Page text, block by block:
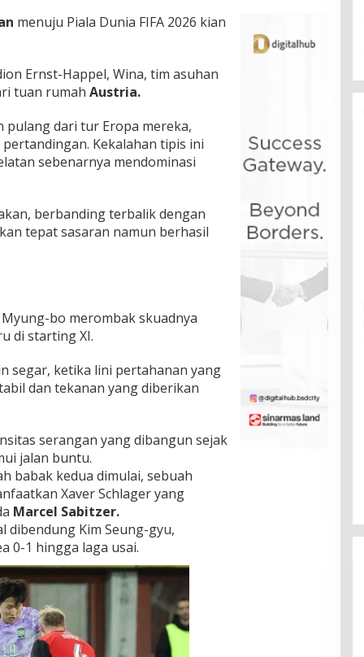
menuju Piala Dunia FIFA 2026 kian
Ernst-Happel, Wina, tim asuhan
tuan rumah Austria.
pulang dari tur Eropa mereka,
Kekalahan tipis ini
sebenarnya mendominasi
berbanding terbalik dengan
tepat sasaran namun berhasil
bo merombak skuadnya
di starting XI.
segar, ketika lini pertahanan yang
dan tekanan yang diberikan
serangan yang dibangun sejak
jalan buntu.
babak kedua dimulai, sebuah
Xaver Schlager yang
Marcel Sabitzer.
dibendung Kim Seung-gyu,
0-1 hingga laga usai.